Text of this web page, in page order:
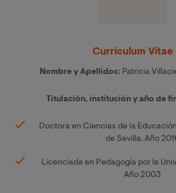
Currículum Vitae
Nombre y Apellidos: Patricia
Titulación, institución y año de
Doctora en Ciencias de la
de Sevilla. Año
Licenciada en Pedagogía por la
Año 2003